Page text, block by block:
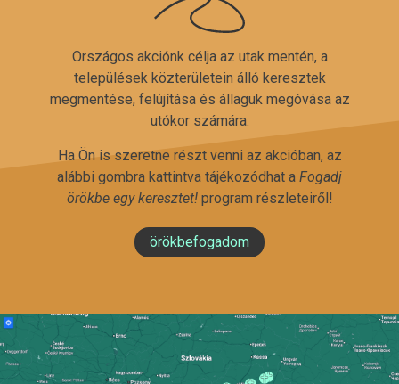
Országos akciónk célja az utak mentén, a
települések közterületein álló keresztek
megmentése, felújítása és állaguk megóvása az
utókor számára.
Ha Ön is szeretne részt venni az akcióban, az
alábbi gombra kattintva tájékozódhat a Fogadj
örökbe egy keresztet!program részleteiről!
örökbefogadom